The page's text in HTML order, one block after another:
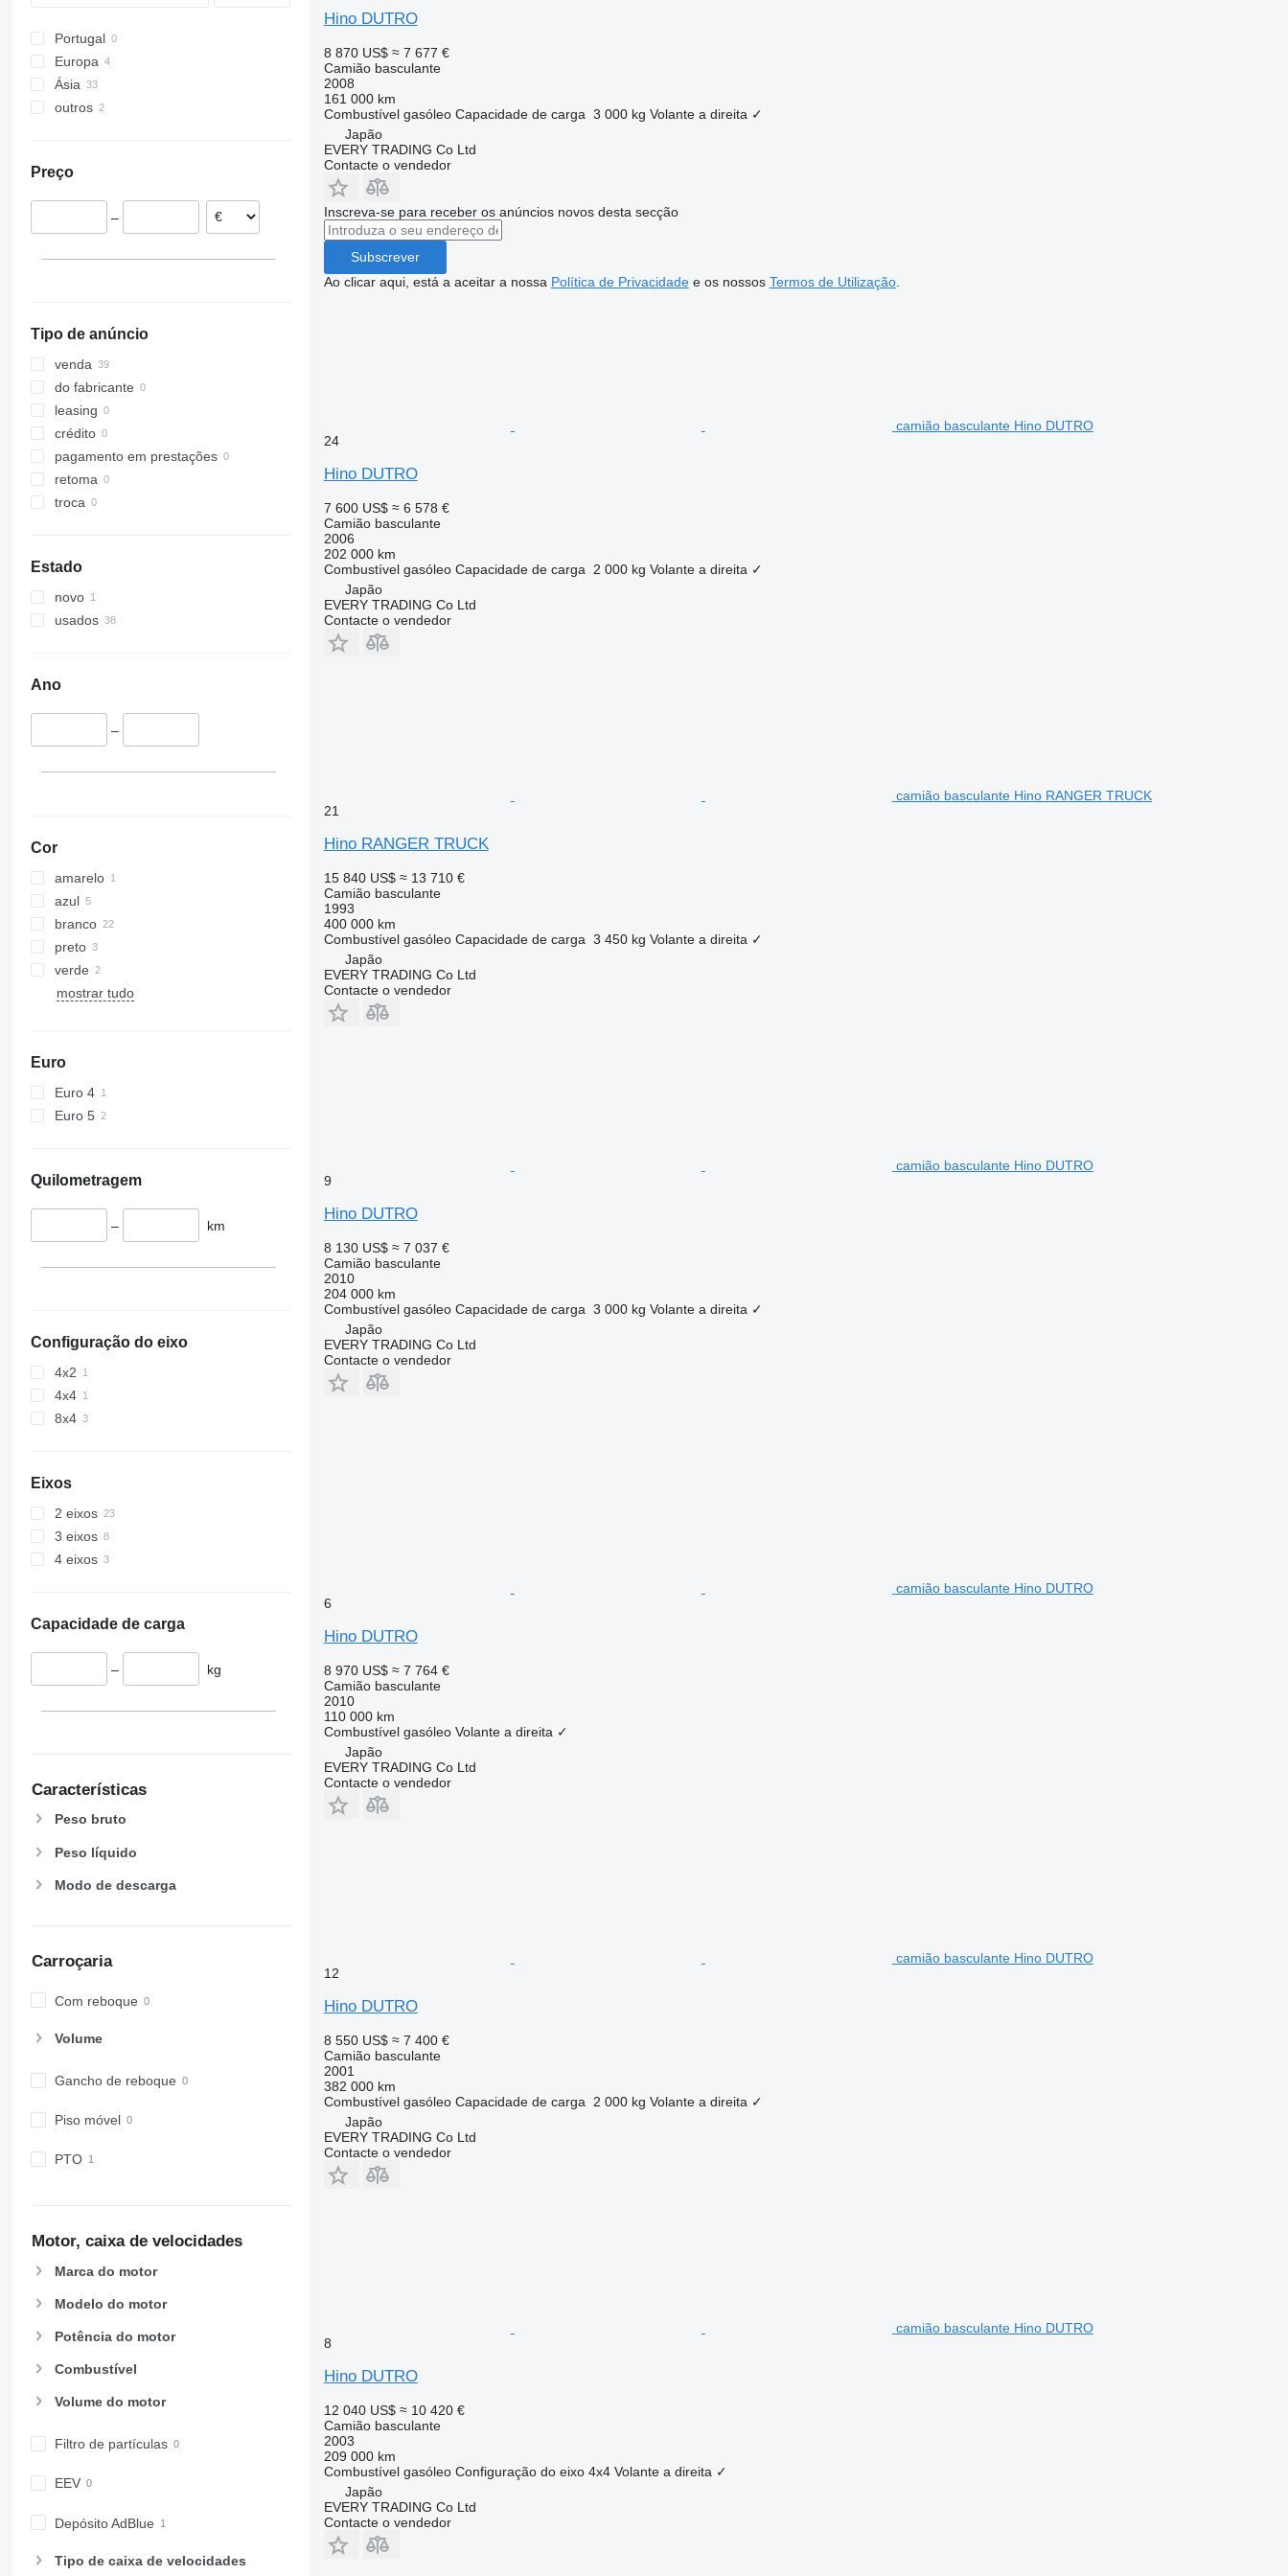
Premium
T-series
S-series
Terberg
VM
Portugal
Europa
Grã-Bretanha
Ásia
Japão
outros
Preço
–
Tipo de anúncio
venda
do fabricante
leasing
crédito
pagamento em prestações
retoma
troca
Estado
novo
usados
Ano
–
Cor
amarelo
azul
branco
preto
verde
mostrar tudo
Euro
Euro 4
Euro 5
Quilometragem
– km
Configuração do eixo
4x2
4x4
8x4
Eixos
2 eixos
3 eixos
4 eixos
Capacidade de carga
– kg
Características
Peso bruto
Peso líquido
Modo de descarga
Carroçaria
Com reboque
Volume
Gancho de reboque
Piso móvel
PTO
Motor, caixa de velocidades
Marca do motor
Modelo do motor
Potência do motor
Combustível
Volume do motor
Filtro de partículas
EEV
Depósito AdBlue
Tipo de caixa de velocidades
Hino DUTRO
8 870 US$ ≈ 7 677 €
Camião basculante
2008
161 000 km
Combustível gasóleo Capacidade de carga 3 000 kg Volante a direita ✓
Japão
EVERY TRADING Co Ltd
Contacte o vendedor
Inscreva-se para receber os anúncios novos desta secção
Subscrever
Ao clicar aqui, está a aceitar a nossa Política de Privacidadee os nossos Termos de Utilização.
camião basculante Hino DUTRO
24
Hino DUTRO
7 600 US$ ≈ 6 578 €
Camião basculante
2006
202 000 km
Combustível gasóleo Capacidade de carga 2 000 kg Volante a direita ✓
Japão
EVERY TRADING Co Ltd
Contacte o vendedor
camião basculante Hino RANGER TRUCK
21
Hino RANGER TRUCK
15 840 US$ ≈ 13 710 €
Camião basculante
1993
400 000 km
Combustível gasóleo Capacidade de carga 3 450 kg Volante a direita ✓
Japão
EVERY TRADING Co Ltd
Contacte o vendedor
camião basculante Hino DUTRO
9
Hino DUTRO
8 130 US$ ≈ 7 037 €
Camião basculante
2010
204 000 km
Combustível gasóleo Capacidade de carga 3 000 kg Volante a direita ✓
Japão
EVERY TRADING Co Ltd
Contacte o vendedor
camião basculante Hino DUTRO
6
Hino DUTRO
8 970 US$ ≈ 7 764 €
Camião basculante
2010
110 000 km
Combustível gasóleo Volante a direita ✓
Japão
EVERY TRADING Co Ltd
Contacte o vendedor
camião basculante Hino DUTRO
12
Hino DUTRO
8 550 US$ ≈ 7 400 €
Camião basculante
2001
382 000 km
Combustível gasóleo Capacidade de carga 2 000 kg Volante a direita ✓
Japão
EVERY TRADING Co Ltd
Contacte o vendedor
camião basculante Hino DUTRO
8
Hino DUTRO
12 040 US$ ≈ 10 420 €
Camião basculante
2003
209 000 km
Combustível gasóleo Configuração do eixo 4x4 Volante a direita ✓
Japão
EVERY TRADING Co Ltd
Contacte o vendedor